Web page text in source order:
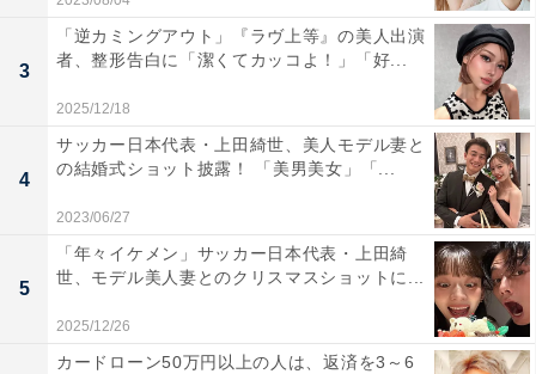
3
「逆カミングアウト」『ラヴ上等』の美人出演
者、整形告白に「潔くてカッコよ！」「好...
2025/12/18
4
サッカー日本代表・上田綺世、美人モデル妻と
の結婚式ショット披露！ 「美男美女」「...
2023/06/27
5
「年々イケメン」サッカー日本代表・上田綺
世、モデル美人妻とのクリスマスショットに...
2025/12/26
カードローン50万円以上の人は、返済を3～6